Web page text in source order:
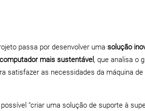
passa por desenvolver uma solução
mais sustentável , que analisa o
satisfazer as necessidades da máquina
“criar uma solução de suporte à